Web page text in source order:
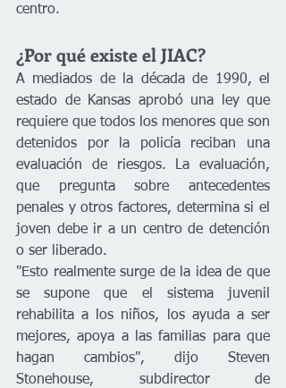
centro.
¿Por qué existe el JIAC?
A mediados de la década de 1990, el
estado de Kansas aprobó una ley que
requiere que todos los menores que son
detenidos por la policía reciban una
evaluación de riesgos. La evaluación,
que pregunta sobre antecedentes
penales y otros factores, determina si el
joven debe ir a un centro de detención
o ser liberado.
"Esto realmente surge de la idea de que
se supone que el sistema juvenil
rehabilita a los niños, los ayuda a ser
mejores, apoya a las familias para que
hagan cambios", dijo Steven
Stonehouse, subdirector de